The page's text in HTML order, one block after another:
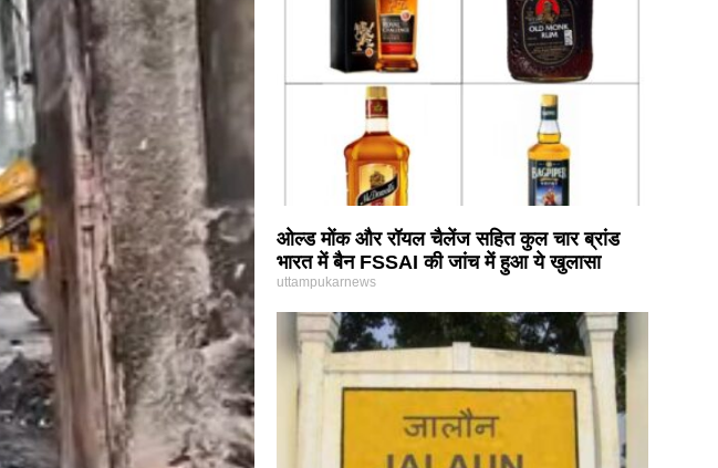
ओल्ड मोंक और रॉयल चैलेंज सहित कुल चार ब्रांड
भारत में बैन FSSAI की जांच में हुआ ये खुलासा
uttampukarnews